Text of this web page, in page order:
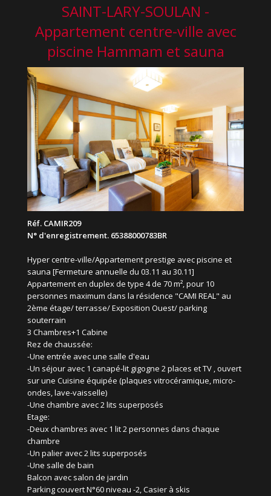
SAINT-LARY-SOULAN -
Appartement centre-ville avec
piscine Hammam et sauna
Réf. CAMIR209
N° d'enregistrement. 65388000783BR
Hyper centre-ville/Appartement prestige avec piscine et
sauna [Fermeture annuelle du 03.11 au 30.11]
Appartement en duplex de type 4 de 70 m², pour 10
personnes maximum dans la résidence "CAMI REAL" au
2ème étage/ terrasse/ Exposition Ouest/ parking
souterrain
3 Chambres+1 Cabine
Rez de chaussée:
-Une entrée avec une salle d'eau
-Un séjour avec 1 canapé-lit gigogne 2 places et TV , ouvert
sur une Cuisine équipée (plaques vitrocéramique, micro-
ondes, lave-vaisselle)
-Une chambre avec 2 lits superposés
Etage:
-Deux chambres avec 1 lit 2 personnes dans chaque
chambre
-Un palier avec 2 lits superposés
-Une salle de bain
Balcon avec salon de jardin
Parking couvert N°60 niveau -2, Casier à skis